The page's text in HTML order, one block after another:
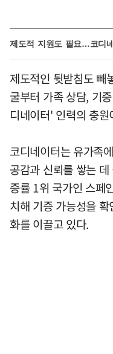
제도적 지원도 필요…코디
제도적인 뒷받침도 빼
굴부터 가족 상담, 기
디네이터' 인력의 충
코디네이터는 유가족
공감과 신뢰를 쌓는
증률 1위 국가인 스페
치해 기증 가능성을
화를 이끌고 있다.